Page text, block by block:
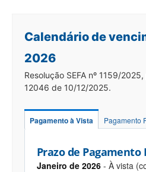
Calendário de
2026
Resolução SEFA nº 1159/
12046 de 10/12/2025.
Pagamento à Vista Pagamento
Prazo de Pagamento
Janeiro de 2026 - À vista